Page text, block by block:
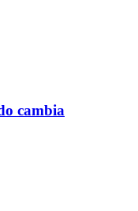
cambia